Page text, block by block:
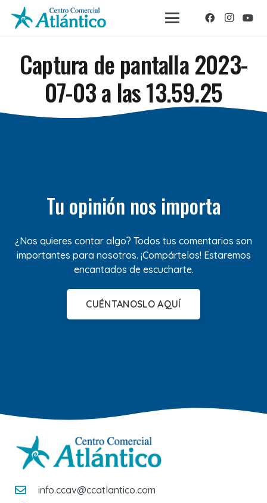
Captura de pantalla 2023-
07-03 a las 13.59.25
Tu opinión nos importa
¿Nos quieres contar algo? Todos tus comentarios son
importantes para nosotros. ¡Compártelos! Estaremos
encantados de escucharte.
CUÉNTANOSLO AQUÍ
info.ccav@ccatlantico.com